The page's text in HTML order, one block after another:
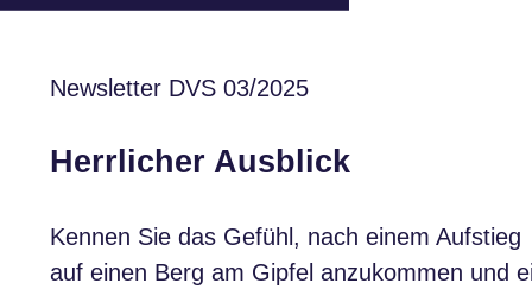
Newsletter DVS 03/2025
Herrlicher Ausblick
Kennen Sie das Gefühl, nach einem Aufstieg
auf einen Berg am Gipfel anzukommen und